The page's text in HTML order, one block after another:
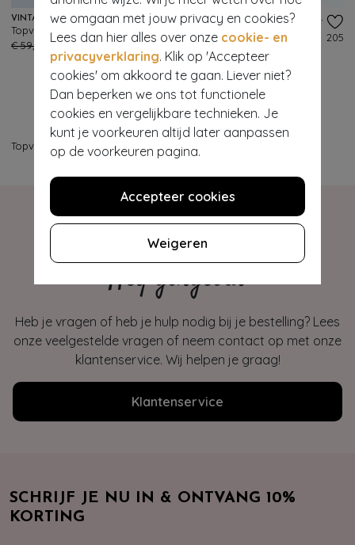
we omgaan met jouw privacy en cookies?
Lees dan hier alles over onze cookie- en
privacyverklaring. Klik op 'Accepteer
cookies' om akkoord te gaan. Liever niet?
Dan beperken we ons tot functionele
cookies en vergelijkbare technieken. Je
kunt je voorkeuren altijd later aanpassen
op de voorkeuren pagina.
Accepteer cookies
Weigeren
VINTAGE CHIC FOR TOPVINTAGE
Topvintage exclusive ~ Julie swing jurk in koningsblauw
€ 59,95
€ 23,95
201
VINTAGE CHIC FOR TOPVINTAGE
€ 65,95
€ 25,95
205
Topvintage >
Hey gorgeous
Heb je vragen of heb je hulp nodig bij je bestelling? Lees
onze veelgestelde vragen of neem contact op met onze
klantenservice. Wij helpen je graag!
Klantenservice
SCHRIJF JE NU IN & ONTVANG 10%
KORTING